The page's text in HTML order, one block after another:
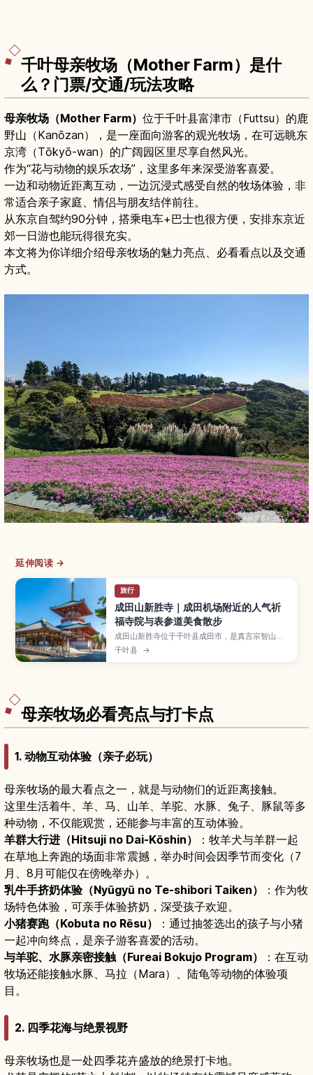
千叶母亲牧场（Mother Farm）是什
么？门票/交通/玩法攻略
母亲牧场（Mother Farm） 位于千叶县富津市（Futtsu）的鹿
野山（Kanōzan），是一座面向游客的观光牧场，在可远眺东
京湾（Tōkyō-wan）的广阔园区里尽享自然风光。
作为“花与动物的娱乐农场”，这里多年来深受游客喜爱。
一边和动物近距离互动，一边沉浸式感受自然的牧场体验，非
常适合亲子家庭、情侣与朋友结伴前往。
从东京自驾约90分钟，搭乘电车+巴士也很方便，安排东京近
郊一日游也能玩得很充实。
本文将为你详细介绍母亲牧场的魅力亮点、必看看点以及交通
方式。
延伸阅读 →
旅行
成田山新胜寺｜成田机场附近的人气祈
福寺院与表参道美食散步
成田山新胜寺位于千叶县成田市，是真言宗智山派
的大本山之一，拥有一千年以上历史，以祈求交通
安全、事业顺利、家庭平安等御利益而闻名，距离
空档或成田机场周边半日游。
千叶县 →
母亲牧场必看亮点与打卡点
1. 动物互动体验（亲子必玩）
母亲牧场的最大看点之一，就是与动物们的近距离接触。
这里生活着牛、羊、马、山羊、羊驼、水豚、兔子、豚鼠等多
种动物，不仅能观赏，还能参与丰富的互动体验。
羊群大行进（Hitsuji no Dai-Kōshin）
：牧羊犬与羊群一起
在草地上奔跑的场面非常震撼，举办时间会因季节而变化（7
月、8月可能仅在傍晚举办）。
乳牛手挤奶体验（Nyūgyū no Te-shibori Taiken）
：作为牧
场特色体验，可亲手体验挤奶，深受孩子欢迎。
小猪赛跑（Kobuta no Rēsu）
：通过抽签选出的孩子与小猪
一起冲向终点，是亲子游客喜爱的活动。
与羊驼、水豚亲密接触（Fureai Bokujo Program）
：在互动
牧场还能接触水豚、马拉（Mara）、陆龟等动物的体验项
目。
2. 四季花海与绝景视野
母亲牧场也是一处四季花卉盛放的绝景打卡地。